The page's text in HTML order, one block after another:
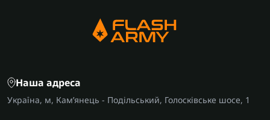
Наша адреса
Україна, м, Кам’янець - Подільський, Голосківське шосе, 1